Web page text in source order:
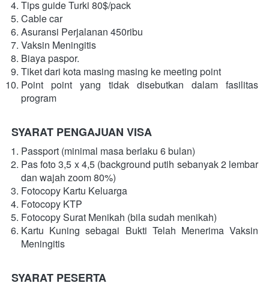
Tips guide Turki 80$/pack
Cable car
Asuransi Perjalanan 450ribu
Vaksin Meningitis
Biaya paspor.
Tiket dari kota masing masing ke meeting point
Point point yang tidak disebutkan dalam fasilitas
program
SYARAT PENGAJUAN VISA
Passport (minimal masa berlaku 6 bulan)
Pas foto 3,5 x 4,5 (background putih sebanyak 2 lembar
dan wajah zoom 80%)
Fotocopy Kartu Keluarga
Fotocopy KTP
Fotocopy Surat Menikah (bila sudah menikah)
Kartu Kuning sebagai Bukti Telah Menerima Vaksin
Meningitis
SYARAT PESERTA